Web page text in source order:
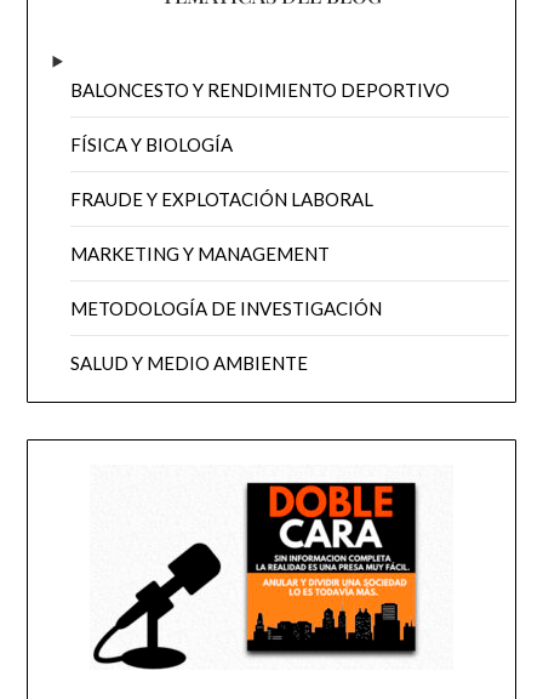
BALONCESTO Y RENDIMIENTO DEPORTIVO
FÍSICA Y BIOLOGÍA
FRAUDE Y EXPLOTACIÓN LABORAL
MARKETING Y MANAGEMENT
METODOLOGÍA DE INVESTIGACIÓN
SALUD Y MEDIO AMBIENTE